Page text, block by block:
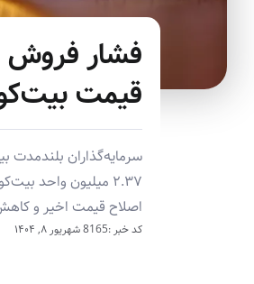
قیمت
اصلاح قیمت اخیر و کاهش ۱۱ درصدی بیت‌کوین از سقف تاریخی
کد خبر :8165 شهریور ۸, ۱۴۰۴